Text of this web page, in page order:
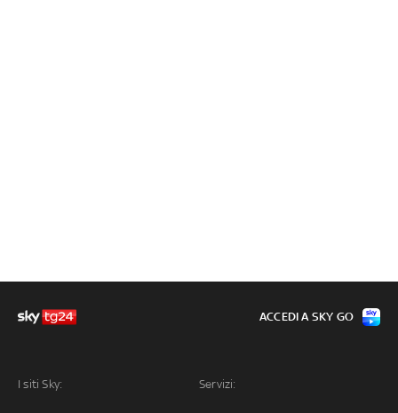
I siti Sky: Servizi:
ACCEDI A SKY GO